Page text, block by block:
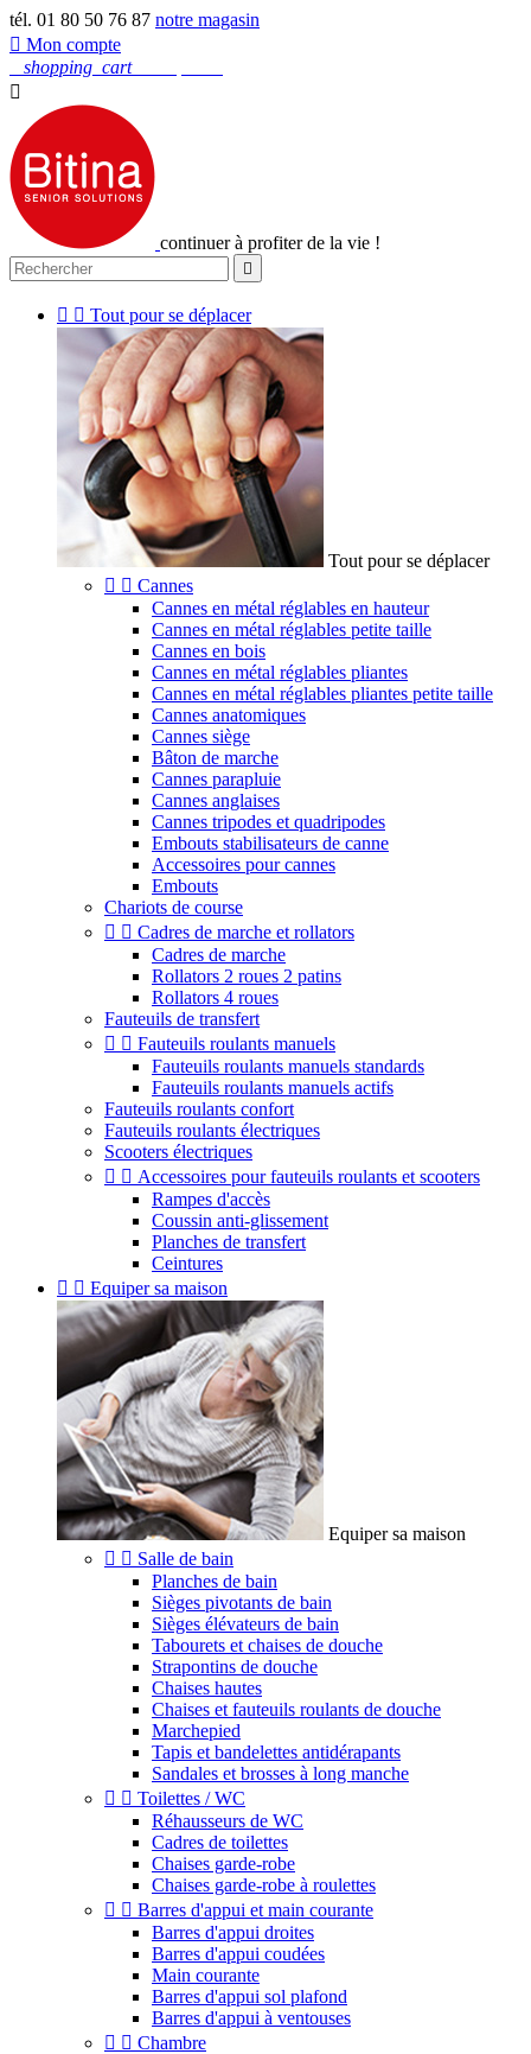
tél. 01 80 50 76 87 notre magasin
 Mon compte
shopping_cart

continuer à profiter de la vie !

  Tout pour se déplacer
Tout pour se déplacer
  Cannes
Cannes en métal réglables en hauteur
Cannes en métal réglables petite taille
Cannes en bois
Cannes en métal réglables pliantes
Cannes en métal réglables pliantes petite taille
Cannes anatomiques
Cannes siège
Bâton de marche
Cannes parapluie
Cannes anglaises
Cannes tripodes et quadripodes
Embouts stabilisateurs de canne
Accessoires pour cannes
Embouts
Chariots de course
  Cadres de marche et rollators
Cadres de marche
Rollators 2 roues 2 patins
Rollators 4 roues
Fauteuils de transfert
  Fauteuils roulants manuels
Fauteuils roulants manuels standards
Fauteuils roulants manuels actifs
Fauteuils roulants confort
Fauteuils roulants électriques
Scooters électriques
  Accessoires pour fauteuils roulants et scooters
Rampes d'accès
Coussin anti-glissement
Planches de transfert
Ceintures
  Equiper sa maison
Equiper sa maison
  Salle de bain
Planches de bain
Sièges pivotants de bain
Sièges élévateurs de bain
Tabourets et chaises de douche
Strapontins de douche
Chaises hautes
Chaises et fauteuils roulants de douche
Marchepied
Tapis et bandelettes antidérapants
Sandales et brosses à long manche
  Toilettes / WC
Réhausseurs de WC
Cadres de toilettes
Chaises garde-robe
Chaises garde-robe à roulettes
  Barres d'appui et main courante
Barres d'appui droites
Barres d'appui coudées
Main courante
Barres d'appui sol plafond
Barres d'appui à ventouses
  Chambre